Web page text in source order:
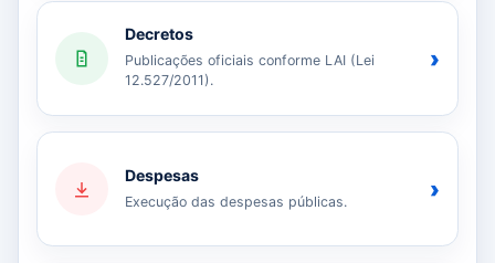
Decretos
Publicações oficiais conforme LAI (Lei
12.527/2011).
›
Despesas
Execução das despesas públicas. ›